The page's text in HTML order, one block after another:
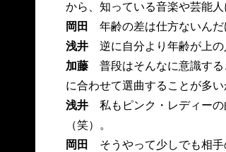
から、知っている音楽や芸能
岡田 年齢の差は仕方ないんだ
浅井 逆に自分より年齢が上
加藤 普段はそんなに意識す
に合わせて選曲することが多
浅井 私もピンク・レディー
（笑）。
岡田 そうやって少しでも相